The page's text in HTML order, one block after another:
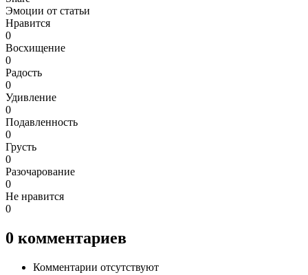
Эмоции от статьи
Нравится
0
Восхищение
0
Радость
0
Удивление
0
Подавленность
0
Грусть
0
Разочарование
0
Не нравится
0
0 комментариев
Комментарии отсутствуют